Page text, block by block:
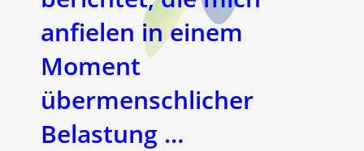
anfielen in einem
Moment
übermenschlicher
Belastung …